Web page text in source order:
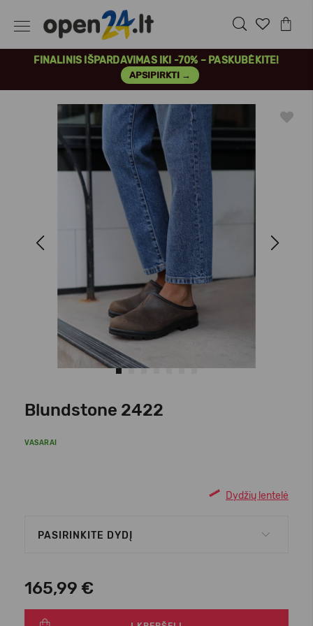
FINALINIS IŠPARDAVIMAS IKI -70% – PASKUBĖKITE!
APSIPIRKTI →
Next
Blundstone 2422
VASARAI
Dydžių lentelė
PASIRINKITE DYDĮ
165,99 €